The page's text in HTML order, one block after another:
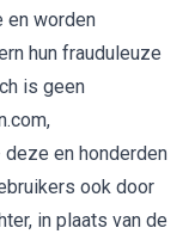
en worden
hun frauduleuze
is geen
deze en honderden
ook door
in plaats van de